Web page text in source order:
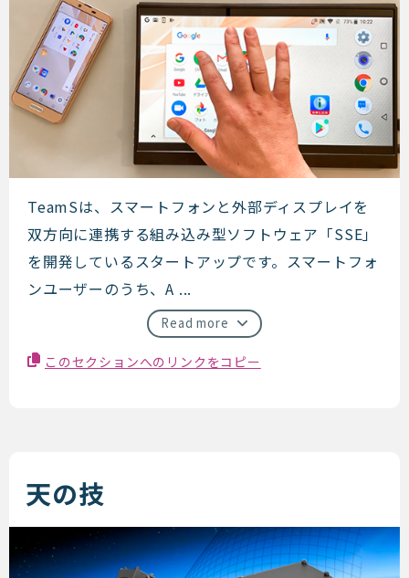
teamS
TeamSは、スマートフォンと外部ディスプレイを
双方向に連携する組み込み型ソフトウェア「SSE」
を開発しているスタートアップです。スマートフォ
ンユーザーのうち、A ...
Read more
このセクションへのリンクをコピー
天の技